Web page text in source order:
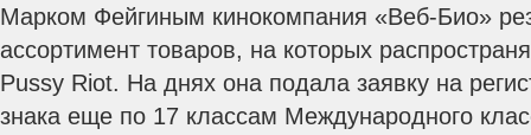
Марком Фейгиным кинокомпания «Веб-Био»
ассортимент товаров, на которых
Pussy Riot. На днях она подала заявку на
знака еще по 17 классам Международного